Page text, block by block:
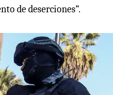
de deserciones”.